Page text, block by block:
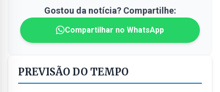
Gostou da notícia? Compartilhe:
Compartilhar no WhatsApp
PREVISÃO DO TEMPO